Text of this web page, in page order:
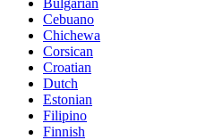
Bulgarian
Cebuano
Chichewa
Corsican
Croatian
Dutch
Estonian
Filipino
Finnish